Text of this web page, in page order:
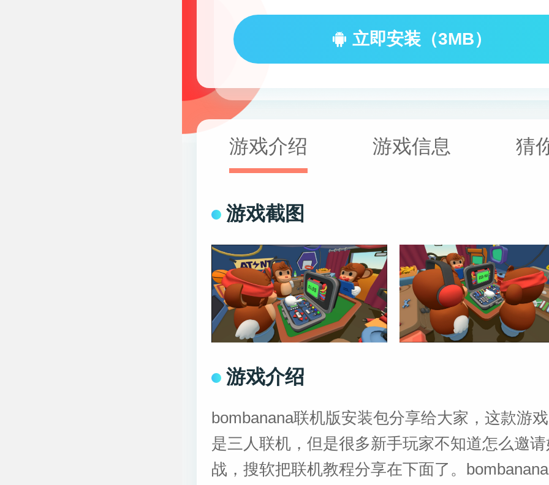
立即安装（3MB）
游戏介绍 游戏信息 猜
游戏截图
游戏介绍
bombanana联机版安装包分享给大家，这款游
是三人联机，但是很多新手玩家不知道怎么邀
战，搜软把联机教程分享在下面了。